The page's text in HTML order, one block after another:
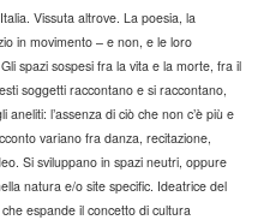
Vissuta altrove. La poesia, la
in movimento – e non, e le loro
spazi sospesi fra la vita e la morte, fra il
soggetti raccontano e si raccontano,
l’assenza di ciò che non c’è più e
variano fra danza, recitazione,
Si sviluppano in spazi neutri, oppure
natura e/o site specific. Ideatrice del
espande il concetto di cultura